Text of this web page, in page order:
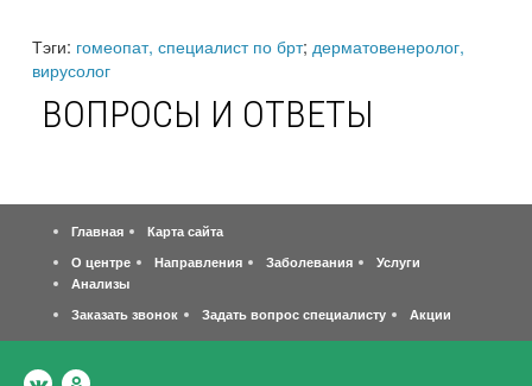
Тэги: гомеопат, специалист по брт; дерматовенеролог,
вирусолог
ВОПРОСЫ И ОТВЕТЫ
Главная
Карта сайта
О центре
Направления Заболевания
Услуги
Анализы
Заказать звонок
Задать вопрос специалисту Акции